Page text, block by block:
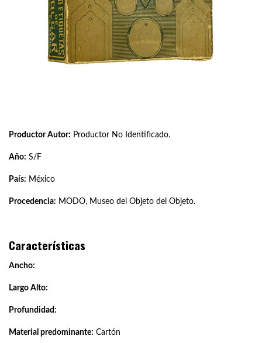
Productor Autor: Productor No Identificado.
Año: S/F
País: México
Procedencia: MODO, Museo del Objeto del Objeto.
Características
Ancho:
Largo Alto:
Profundidad:
Material predominante: Cartón